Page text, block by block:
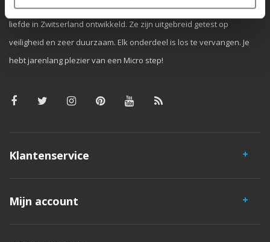
iconische 3-wielige step. Al onze steps worden met veel aandacht en
liefde in Zwitserland ontwikkeld. Ze zijn uitgebreid getest op
veiligheid en zeer duurzaam. Elk onderdeel is los te vervangen. Je
hebt jarenlang plezier van een Micro step!
Klantenservice
Mijn account